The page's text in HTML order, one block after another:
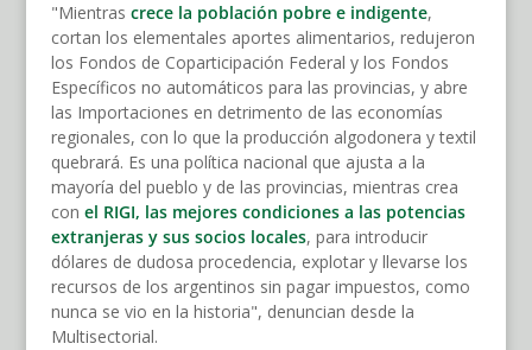
"Mientras crece la población pobre e indigente,
cortan los elementales aportes alimentarios, redujeron
los Fondos de Coparticipación Federal y los Fondos
Específicos no automáticos para las provincias, y abre
las Importaciones en detrimento de las economías
regionales, con lo que la producción algodonera y textil
quebrará. Es una política nacional que ajusta a la
mayoría del pueblo y de las provincias, mientras crea
con el RIGI, las mejores condiciones a las potencias
extranjeras y sus socios locales, para introducir
dólares de dudosa procedencia, explotar y llevarse los
recursos de los argentinos sin pagar impuestos, como
nunca se vio en la historia", denuncian desde la
Multisectorial.